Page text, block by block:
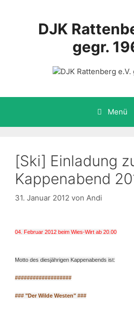
DJK
gegr.
Menü
[Ski] Einladung
Kappenabend
31. Januar 2012 von Andi
04. Februar 2012 beim Wies-Wirt ab 20.00
Motto des diesjährigen Kappenabends ist:
###################
### "Der Wilde Westen" ###